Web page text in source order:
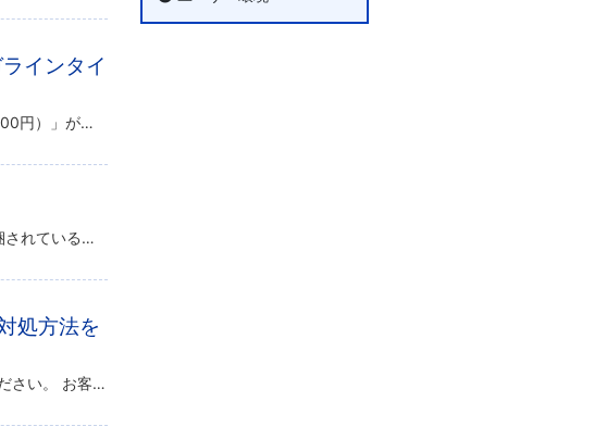
インタイ
品目変更工事費「派遣工事20,000円（税込22,000円）、無派遣工事3,000円（税込3,300円）」が発生いたします。 ※キャンペーンにより無料となる場合がございます。 ※品目変更工事に関するご注意事項につきまして […]
初期化方法の詳細は、以下のいずれかの方法でご確認いただけます。 ・ ルーターに同梱されている設定ガイドを参照する ・電話やチャットで問い合わせを行う 詳細な設定方法に関しては各社へお問合せください。 連絡先の詳細は以下F […]
処方法を
メール文面に記載されている【提供不可理由】をご確認の上、【対処方法】をご確認ください。 お客さまIDが正しくありません。 回線名義人が正しくありません。 契約者電話番号が正しくありません。 回線の契約情報（お客さまID、 […]